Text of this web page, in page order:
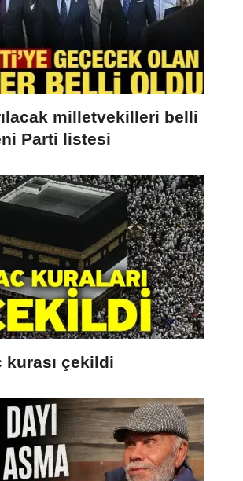
milletvekilleri belli
Parti listesi
kurası çekildi